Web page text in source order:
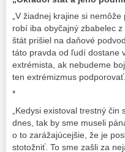
„V žiadnej krajine si
robí iba obyčajný zbabelec
štát prišiel na daňové
táto pravda od ľudí dostane
extrémista, ak nebudeme
ten extrémizmus
*
„Kedysi existoval trestný
dnes, tak by sme museli
o to zarážajúcejšie, že je
stotožniť. To sme zašli za